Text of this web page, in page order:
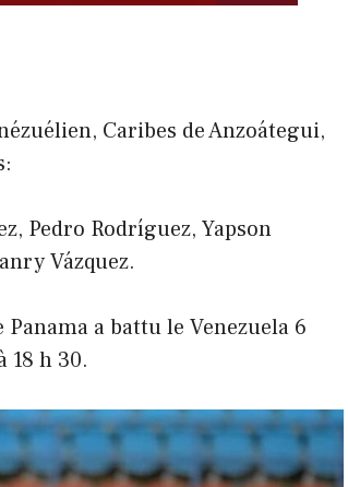
Caribes de Anzoátegui,
Pedro Rodríguez, Yapson
Vázquez.
a battu le Venezuela 6
18 h 30.